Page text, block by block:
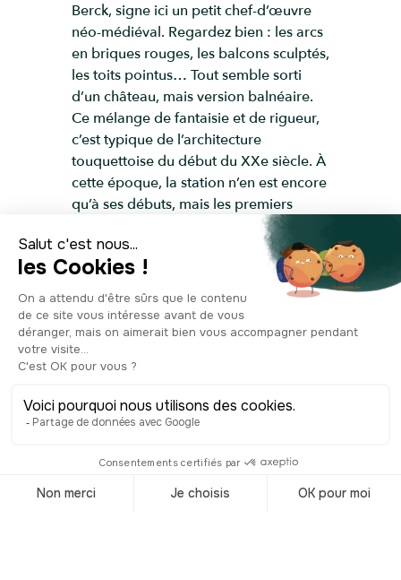
Berck, signe ici un petit chef-d’œuvre
néo-médiéval. Regardez bien : les arcs
en briques rouges, les balcons sculptés,
les toits pointus… Tout semble sorti
d’un château, mais version balnéaire.
Ce mélange de fantaisie et de rigueur,
c’est typique de l’architecture
touquettoise du début du XXe siècle. À
cette époque, la station n’en est encore
qu’à ses débuts, mais les premiers
résidents fortunés rêvent déjà de villas
originales et prestigieuses. Le Castel
coche toutes les cases : élégance,
originalité, vue sur la mer… Elle a
d’ailleurs été l’une des toutes premières
maisons de l’ancienne Grande Rue,
aujourd’hui rue Jean-Monnet. Inscrite
aux Monuments historiques depuis
1997, elle a été restaurée avec soin et
abrite désormais des appartements
mais rien ne vous empêche de
l’admirer de l’extérieur… et d’imaginer,